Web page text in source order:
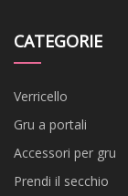
CATEGORIE
Verricello
Gru a portali
Accessori per gru
Prendi il secchio